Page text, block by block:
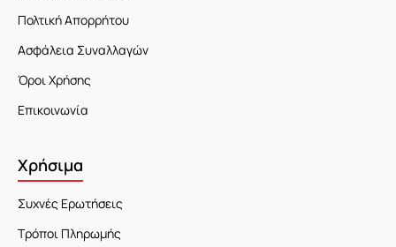
Πολτική Απορρήτου
Ασφάλεια Συναλλαγών
Όροι Χρήσης
Επικοινωνία
Χρήσιμα
Συχνές Ερωτήσεις
Τρόποι Πληρωμής